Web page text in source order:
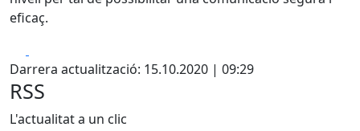
eficaç.
Darrera actualització: 15.10.2020 | 09:29
RSS
L'actualitat a un clic